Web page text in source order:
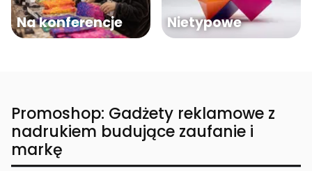
Na konferencje Nietypowe
Promoshop: Gadżety reklamowe z
nadrukiem budujące zaufanie i
markę